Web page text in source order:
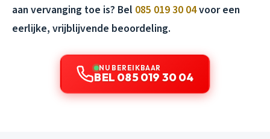
aan vervanging toe is? Bel 085 019 30 04voor een
eerlijke, vrijblijvende beoordeling.
NU BEREIKBAAR
BEL 085 019 30 04